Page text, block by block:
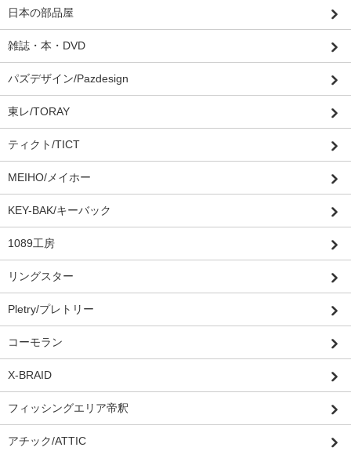
日本の部品屋
雑誌・本・DVD
パズデザイン/Pazdesign
東レ/TORAY
ティクト/TICT
MEIHO/メイホー
KEY-BAK/キーバック
1089工房
リングスター
Pletry/プレトリー
コーモラン
X-BRAID
フィッシングエリア帝釈
アチック/ATTIC